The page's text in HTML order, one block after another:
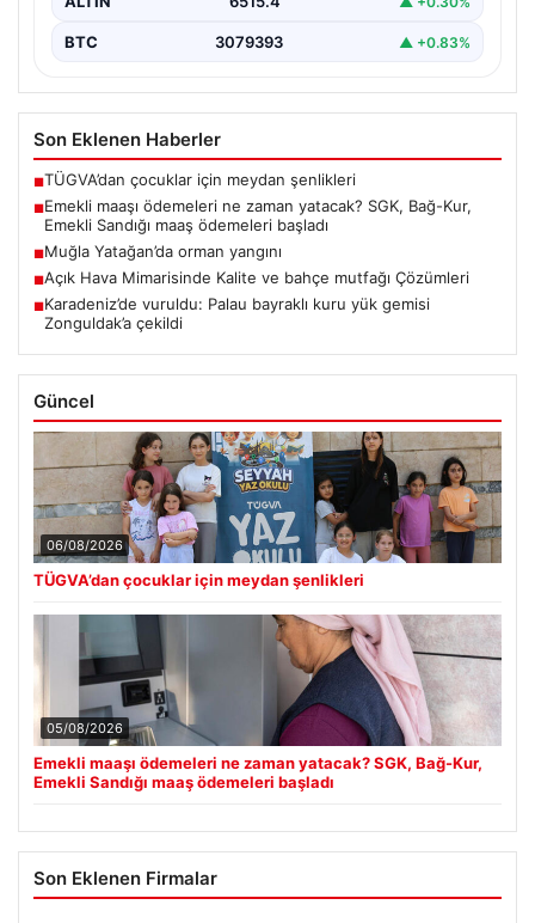
BTC 3079393 ▲ +0.83%
Son Eklenen Haberler
■TÜGVA’dan çocuklar için meydan şenlikleri
■Emekli maaşı ödemeleri ne zaman yatacak? SGK, Bağ-Kur,
Emekli Sandığı maaş ödemeleri başladı
■Muğla Yatağan’da orman yangını
■Açık Hava Mimarisinde Kalite ve bahçe mutfağı Çözümleri
■Karadeniz’de vuruldu: Palau bayraklı kuru yük gemisi
Zonguldak’a çekildi
Güncel
06/08/2026
TÜGVA’dan çocuklar için meydan şenlikleri
05/08/2026
Emekli maaşı ödemeleri ne zaman yatacak? SGK, Bağ-Kur,
Emekli Sandığı maaş ödemeleri başladı
Son Eklenen Firmalar